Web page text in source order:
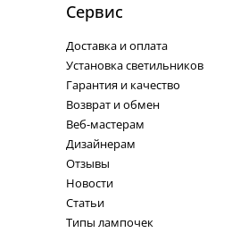
Cервис
Доставка и оплата
Установка светильников
Гарантия и качество
Возврат и обмен
Веб-мастерам
Дизайнерам
Отзывы
Новости
Статьи
Типы лампочек